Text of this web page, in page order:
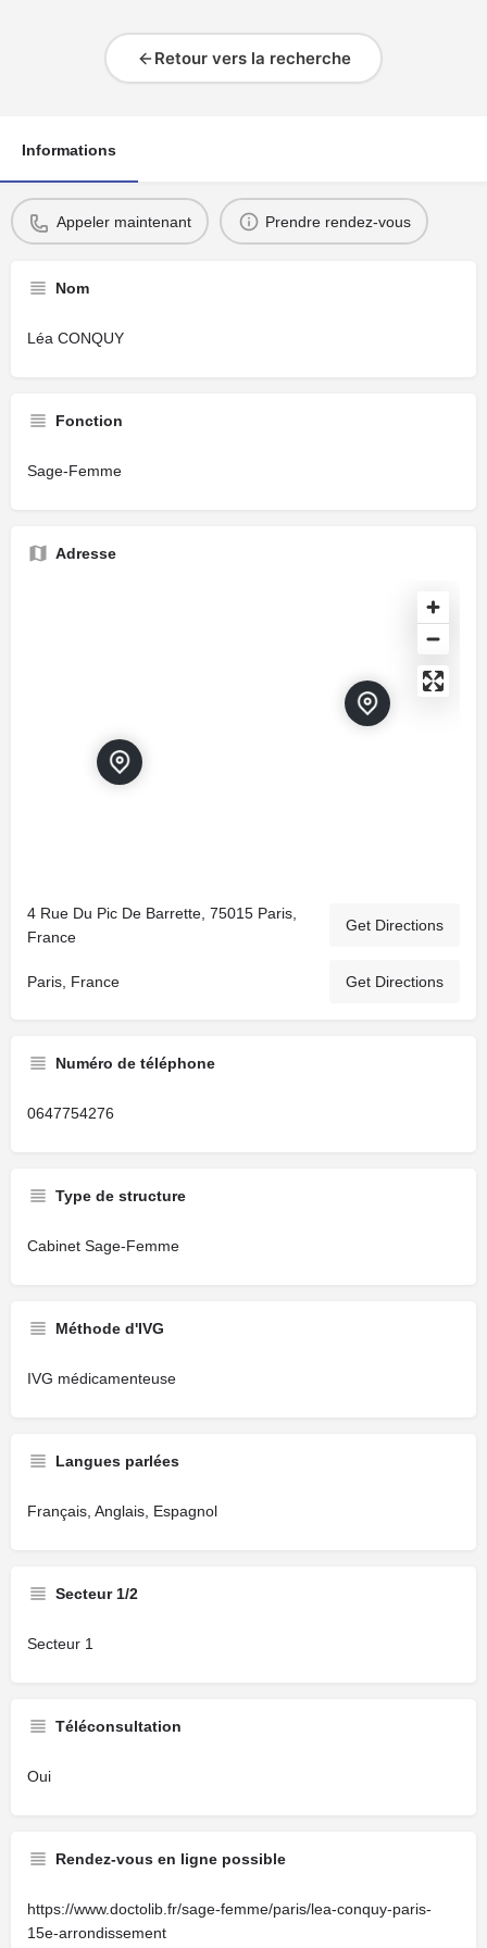
Retour vers la recherche
Informations
Appeler maintenant Prendre rendez-vous
Nom
Léa CONQUY
Fonction
Sage-Femme
Adresse
4 Rue Du Pic De Barrette, 75015 Paris,
France
Get Directions
Paris, France Get Directions
Numéro de téléphone
0647754276
Type de structure
Cabinet Sage-Femme
Méthode d'IVG
IVG médicamenteuse
Langues parlées
Français, Anglais, Espagnol
Secteur 1/2
Secteur 1
Téléconsultation
Oui
Rendez-vous en ligne possible
https://www.doctolib.fr/sage-femme/paris/lea-conquy-paris-
15e-arrondissement